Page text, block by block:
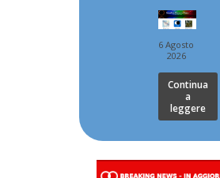
6 Agosto
2026
Continua
a
leggere